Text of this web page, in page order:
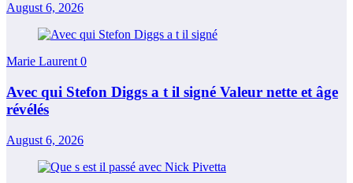
August 6, 2026
Marie Laurent 0
Avec qui Stefon Diggs a t il signé Valeur nette et âge
révélés
August 6, 2026